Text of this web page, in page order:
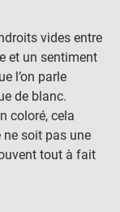
vides entre
et un sentiment
l’on parle
de blanc.
coloré, cela
ne soit pas une
tout à fait